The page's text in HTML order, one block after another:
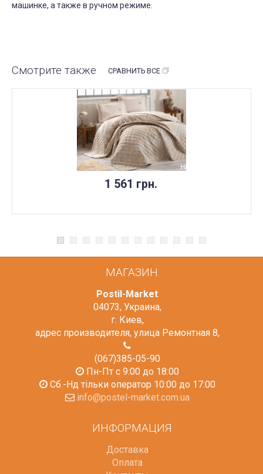
машинке, а также в ручном режиме.
Смотрите также СРАВНИТЬ ВСЕ
1 561 грн.
НЕТ В НАЛИЧИИ
МАГАЗИН
Postil-Market
04073, Украина,
г. Киев,
адрес производителя, улица Ремонтная 8,
(067)385-05-90
Пн-Пт с 9:00 до 18:00
Сб.-Нд тільки оператор 10:00 до 17:00
info@postel-market.com.ua
ИНФОРМАЦИЯ
Доставка
Оплата